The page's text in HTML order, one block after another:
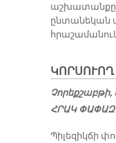
աշխատանքը
ընտանեկան
Չորեքշաբթի,
ՀՐԱԿ
Պիլեզիկճի